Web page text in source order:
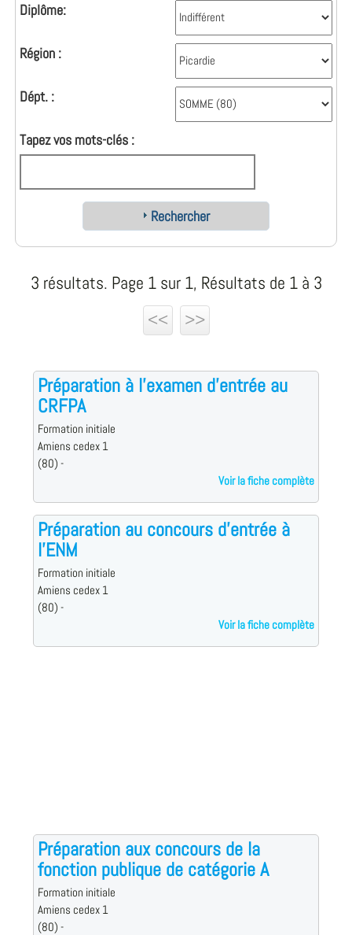
Diplôme:
Région :
Dépt. :
Tapez vos mots-clés :
Rechercher
3 résultats. Page 1 sur 1, Résultats de 1 à 3
<<
>>
Préparation à l'examen d'entrée au
CRFPA
Formation initiale
Amiens cedex 1
(80) -
Voir la fiche complète
Préparation au concours d'entrée à
l'ENM
Formation initiale
Amiens cedex 1
(80) -
Voir la fiche complète
Préparation aux concours de la
fonction publique de catégorie A
Formation initiale
Amiens cedex 1
(80) -